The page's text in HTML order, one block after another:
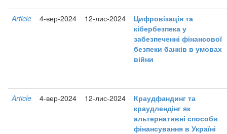
Article 4-вер-2024 12-лис-2024
Цифровізація та
кібербезпека у
забезпеченні фінансової
безпеки банків в умовах
війни
Article 4-вер-2024 12-лис-2024
Краудфандинг та
краудлендінг як
альтернативні способи
фінансування в Україні